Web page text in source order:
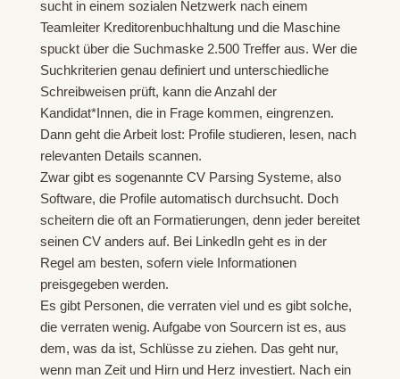
sucht in einem sozialen Netzwerk nach einem
Teamleiter Kreditorenbuchhaltung und die Maschine
spuckt über die Suchmaske 2.500 Treffer aus. Wer die
Suchkriterien genau definiert und unterschiedliche
Schreibweisen prüft, kann die Anzahl der
Kandidat*Innen, die in Frage kommen, eingrenzen.
Dann geht die Arbeit lost: Profile studieren, lesen, nach
relevanten Details scannen.
Zwar gibt es sogenannte CV Parsing Systeme, also
Software, die Profile automatisch durchsucht. Doch
scheitern die oft an Formatierungen, denn jeder bereitet
seinen CV anders auf. Bei LinkedIn geht es in der
Regel am besten, sofern viele Informationen
preisgegeben werden.
Es gibt Personen, die verraten viel und es gibt solche,
die verraten wenig. Aufgabe von Sourcern ist es, aus
dem, was da ist, Schlüsse zu ziehen. Das geht nur,
wenn man Zeit und Hirn und Herz investiert. Nach ein